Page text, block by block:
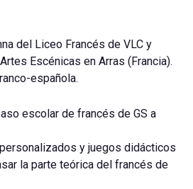
del Liceo Francés de VLC y
Escénicas en Arras (Francia).
española.
escolar de francés de GS a
y juegos didácticos
la parte teórica del francés de